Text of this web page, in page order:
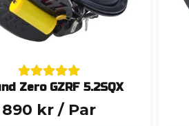
Zero GZRF 5.2SQX
890 kr / Par